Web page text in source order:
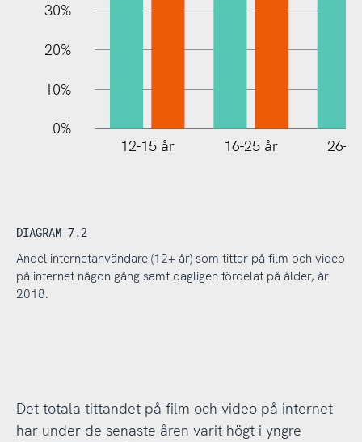
30%
20%
10%
0%
12-15 år 16-25 år 26-
DIAGRAM 7.2
Andel internetanvändare (12+ år) som tittar på film och video
på internet någon gång samt dagligen fördelat på ålder, år
2018.
Det totala tittandet på film och video på internet
har under de senaste åren varit högt i yngre